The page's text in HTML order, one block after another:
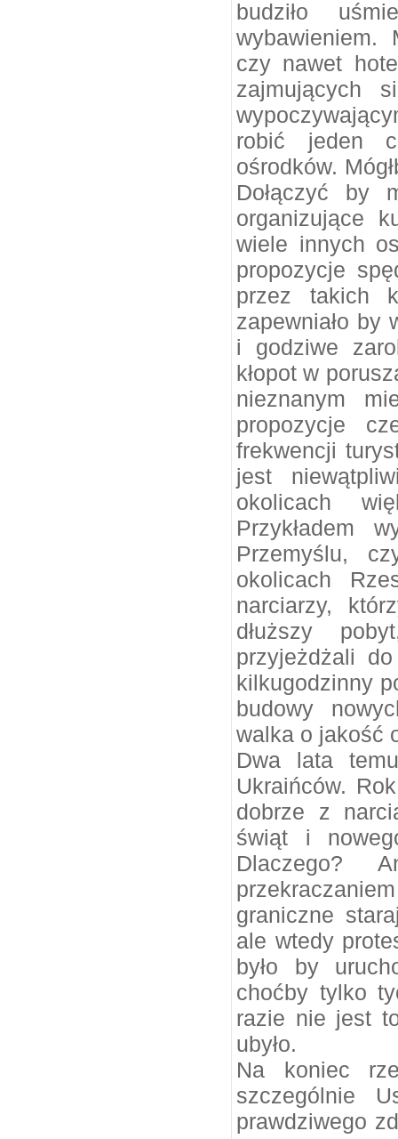
budziło
wybawieniem.
czy nawet
zajmujących
robić jeden
ośrodków.
Dołączyć by
organizujące
wiele innych
propozycje
przez takich
zapewniało by
i godziwe
kłopot w
nieznanym
propozycje
frekwencji
jest
okolicach
Przykładem
Przemyślu,
okolicach
narciarzy,
dłuższy
przyjeżdżali
kilkugodzinny
budowy
walka o jakość
Dwa lata
Ukraińców.
dobrze z
świąt i
Dlaczego?
graniczne
ale wtedy
było by
choćby tylko
razie nie jest
ubyło.
Na koniec
szczególnie
prawdziwego